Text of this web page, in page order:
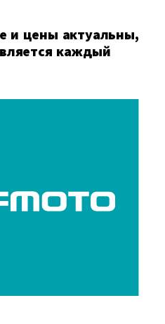
и цены актуальны,
каждый